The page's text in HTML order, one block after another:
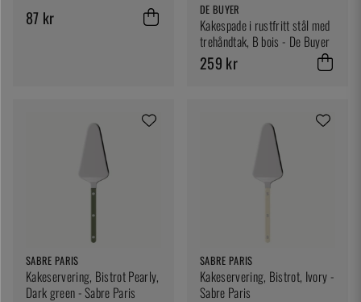
87 kr DE BUYER
Kakespade i rustfritt stål med
trehåndtak, B bois - De Buyer
259 kr
SABRE PARIS
Kakeservering, Bistrot Pearly,
Dark green - Sabre Paris
SABRE PARIS
Kakeservering, Bistrot, Ivory -
Sabre Paris